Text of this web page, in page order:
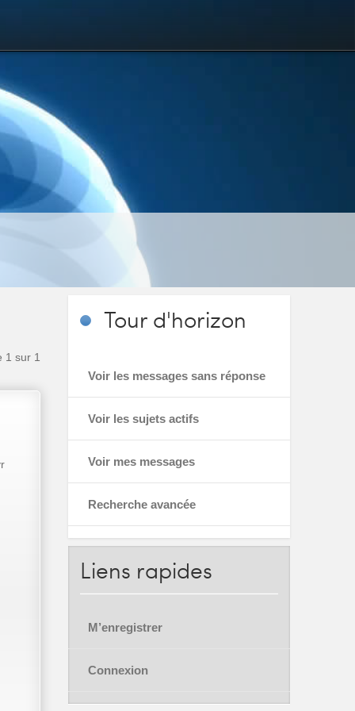
1 sur 1
Tour d'horizon
Voir les messages sans réponse
Voir les sujets actifs
Voir mes messages
Recherche avancée
Liens rapides
M’enregistrer
Connexion